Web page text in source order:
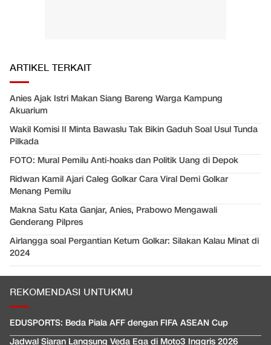
ARTIKEL TERKAIT
Anies Ajak Istri Makan Siang Bareng Warga Kampung
Akuarium
Wakil Komisi II Minta Bawaslu Tak Bikin Gaduh Soal Usul Tunda
Pilkada
FOTO: Mural Pemilu Anti-hoaks dan Politik Uang di Depok
Ridwan Kamil Ajari Caleg Golkar Cara Viral Demi Golkar
Menang Pemilu
Makna Satu Kata Ganjar, Anies, Prabowo Mengawali
Genderang Pilpres
Airlangga soal Pergantian Ketum Golkar: Silakan Kalau Minat di
2024
REKOMENDASI UNTUKMU
EDUSPORTS: Beda Piala AFF dengan FIFA ASEAN Cup
Jadwal Siaran Langsung Veda Ega di Moto3 Inggris 2026